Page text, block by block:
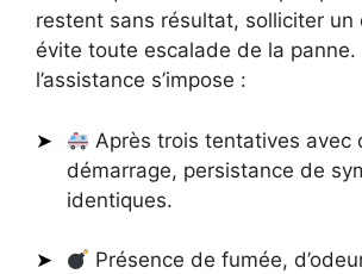
restent sans résultat, solliciter un
évite toute escalade de la panne.
l’assistance s’impose :
Après trois tentatives avec
démarrage, persistance de
identiques.
Présence de fumée,